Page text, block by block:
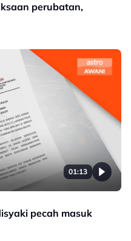
perubatan,
01:13
pecah masuk